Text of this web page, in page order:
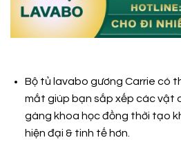
Bộ tủ lavabo gương Carrie có
mắt giúp bạn sắp xếp các vật
gàng khoa học đồng thời tạo
hiện đại & tinh tế hơn.